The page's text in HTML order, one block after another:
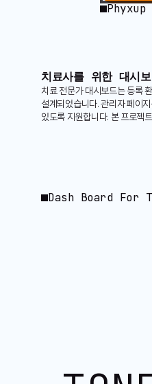
치료사를 위한 대시
치료 전문가 대시보드는 등록
설계되었습니다. 관리자 페이
있도록 지원합니다. 본 프로젝
Dash Board For